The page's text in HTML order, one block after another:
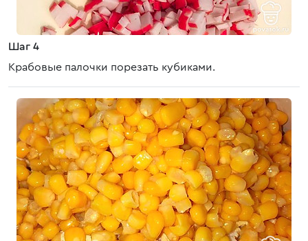
Шаг 4
Крабовые палочки порезать кубиками.